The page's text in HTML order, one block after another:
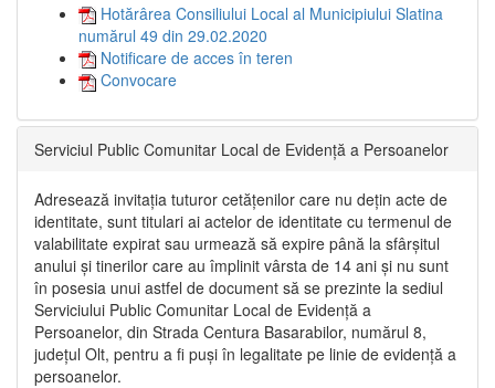
Hotărârea Consiliului Local al Municipiului Slatina
numărul 49 din 29.02.2020
Notificare de acces în teren
Convocare
Serviciul Public Comunitar Local de Evidență a Persoanelor
Adresează invitația tuturor cetățenilor care nu dețin acte de
identitate, sunt titulari ai actelor de identitate cu termenul de
valabilitate expirat sau urmează să expire până la sfârșitul
anului și tinerilor care au împlinit vârsta de 14 ani și nu sunt
în posesia unui astfel de document să se prezinte la sediul
Serviciului Public Comunitar Local de Evidență a
Persoanelor, din Strada Centura Basarabilor, numărul 8,
județul Olt, pentru a fi puși în legalitate pe linie de evidență a
persoanelor.